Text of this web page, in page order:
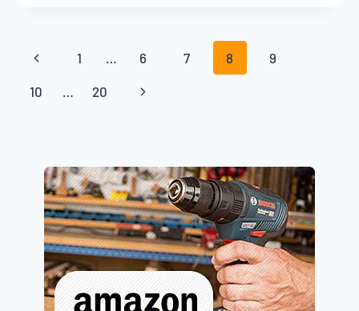
Navegação
Página
Página
Anterior
1 … 6 7 8 9
10 … 20
Página